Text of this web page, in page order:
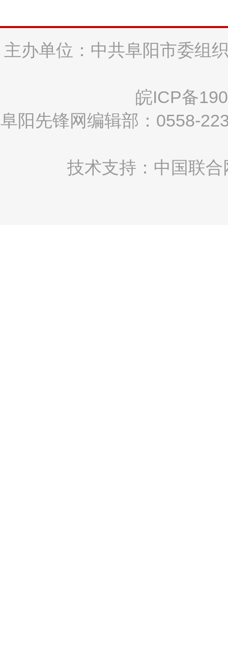
主办单位：中共阜阳市委组
皖ICP备
阜阳先锋网编辑部：0558-
技术支持：中国联